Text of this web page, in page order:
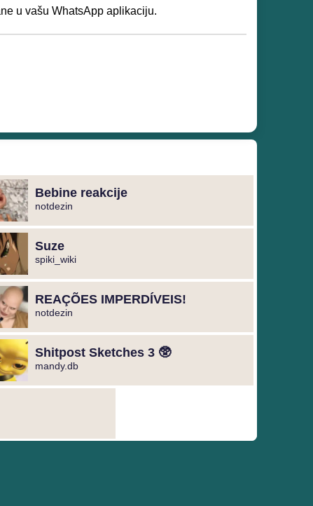
u vašu WhatsApp aplikaciju.
Bebine reakcije
notdezin
Suze
spiki_wiki
REAÇÕES IMPERDÍVEIS!
notdezin
Shitpost Sketches 3 🥸
mandy.db